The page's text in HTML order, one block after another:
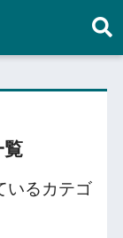
覧
いるカテゴ